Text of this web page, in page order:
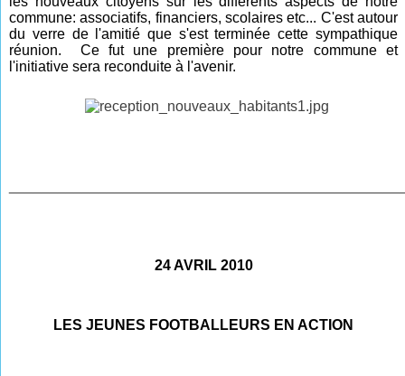
commune: associatifs, financiers, scolaires etc... C'est autour
du verre de l'amitié que s'est terminée cette sympathique
réunion. Ce fut une première pour notre commune et
l'initiative sera reconduite à l'avenir.
24 AVRIL 2010
LES JEUNES FOOTBALLEURS EN ACTION